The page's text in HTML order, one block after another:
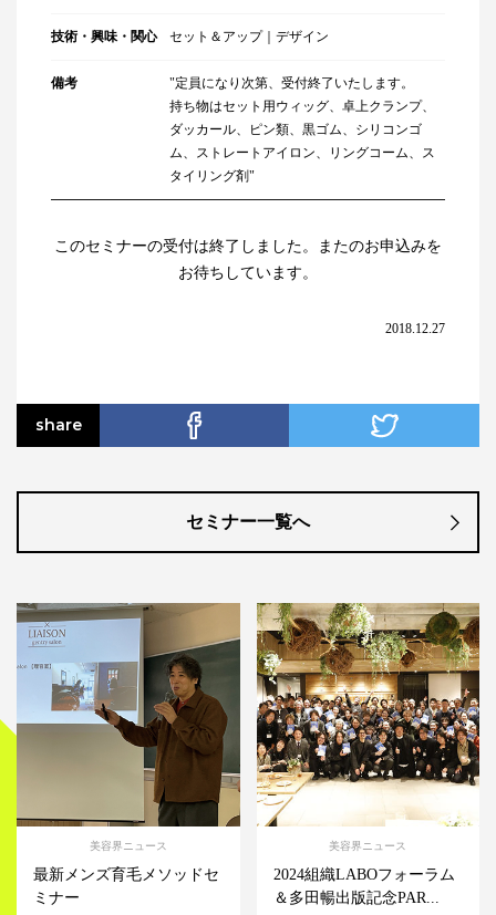
技術・興味・関心 セット＆アップ｜デザイン
備考
"定員になり次第、受付終了いたします。
持ち物はセット用ウィッグ、卓上クランプ、
ダッカール、ピン類、黒ゴム、シリコンゴ
ム、ストレートアイロン、リングコーム、ス
タイリング剤"
このセミナーの受付は終了しました。またのお申込みを
お待ちしています。
2018.12.27
share
セミナー一覧へ
美容界ニュース
最新メンズ育毛メソッドセ
ミナー
美容界ニュース
2024組織LABOフォーラム
＆多田暢出版記念PAR...